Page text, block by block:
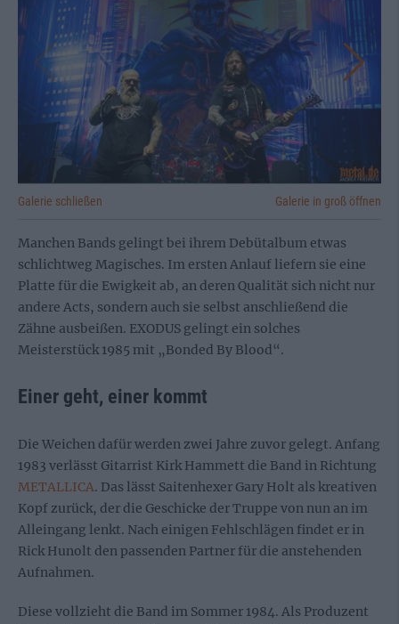
Galerie schließen Galerie in groß öffnen
Manchen Bands gelingt bei ihrem Debütalbum etwas
schlichtweg Magisches. Im ersten Anlauf liefern sie eine
Platte für die Ewigkeit ab, an deren Qualität sich nicht nur
andere Acts, sondern auch sie selbst anschließend die
Zähne ausbeißen. EXODUS gelingt ein solches
Meisterstück 1985 mit „Bonded By Blood“.
Einer geht, einer kommt
Die Weichen dafür werden zwei Jahre zuvor gelegt. Anfang
1983 verlässt Gitarrist Kirk Hammett die Band in Richtung
METALLICA. Das lässt Saitenhexer Gary Holt als kreativen
Kopf zurück, der die Geschicke der Truppe von nun an im
Alleingang lenkt. Nach einigen Fehlschlägen findet er in
Rick Hunolt den passenden Partner für die anstehenden
Aufnahmen.
Diese vollzieht die Band im Sommer 1984. Als Produzent